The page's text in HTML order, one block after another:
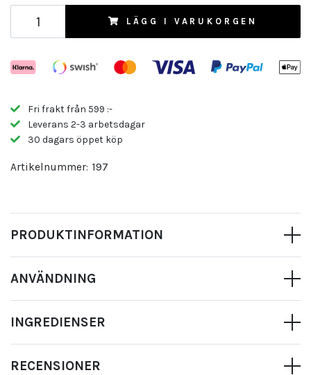
LÄGG I VARUKORGEN
Fri frakt från 599 :-
Leverans 2-3 arbetsdagar
30 dagars öppet köp
Artikelnummer: 197
PRODUKTINFORMATION
ANVÄNDNING
INGREDIENSER
RECENSIONER